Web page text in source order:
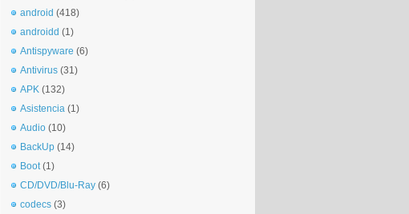
android (418)
androidd (1)
Antispyware (6)
Antivirus (31)
APK (132)
Asistencia (1)
Audio (10)
BackUp (14)
Boot (1)
CD/DVD/Blu-Ray (6)
codecs (3)